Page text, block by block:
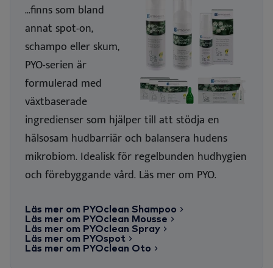
...finns som bland
annat spot-on,
schampo eller skum,
PYO-serien är
formulerad med
växtbaserade
ingredienser som hjälper till att stödja en
hälsosam hudbarriär och balansera hudens
mikrobiom. Idealisk för regelbunden hudhygien
och förebyggande vård. Läs mer om PYO.
Läs mer om PYOclean Shampoo
Läs mer om PYOclean Mousse
Läs mer om PYOclean Spray
Läs mer om PYOspot
Läs mer om PYOclean Oto